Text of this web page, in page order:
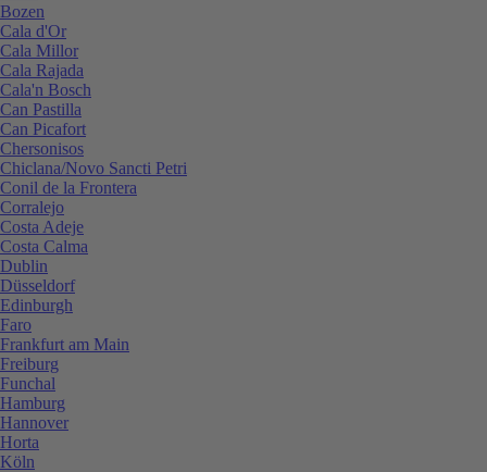
Bozen
Cala d'Or
Cala Millor
Cala Rajada
Cala'n Bosch
Can Pastilla
Can Picafort
Chersonisos
Chiclana/Novo Sancti Petri
Conil de la Frontera
Corralejo
Costa Adeje
Costa Calma
Dublin
Düsseldorf
Edinburgh
Faro
Frankfurt am Main
Freiburg
Funchal
Hamburg
Hannover
Horta
Köln